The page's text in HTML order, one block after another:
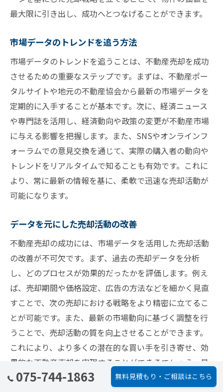
最大限に引き出し、成功へとつなげることができます。
市場データのトレンドを追う方法
市場データのトレンドを追うことは、不動産売却を成功
させるための重要なステップです。まずは、不動産ポー
タルサイトや地元の不動産協会から最新の市場データを
定期的に入手することが基本です。次に、経済ニュース
や専門誌を活用し、経済動向や政策の変更が不動産市場
に与える影響を把握します。また、SNSやオンラインフ
ォーラムでの意見交換を通じて、実際の購入者の動向や
トレンドをリアルタイムで知ることも有効です。これに
より、常に最新の情報を基に、柔軟で迅速な売却活動が
可能になります。
データを元にした売却活動の改善
不動産売却の成功には、市場データを活用した売却活動
の改善が不可欠です。まず、過去の売却データを分析
し、どのプロセスが効果的だったかを評価します。例え
ば、売却期間や価格設定、広告の方法などを細かく見直
すことで、次の売却における戦略をより精密に立てるこ
とが可能です。また、最新の市場動向に基づく調整を行
うことで、売却活動の質を向上させることができます。
これにより、より多くの潜在的な買い手を引き寄せ、効
果的な不動産売却を実現することができるでしょう。最
終的に、市場データを基にした継続的な改善は、成功へ
075-744-1863 無料見積もり・ご相談はこちら